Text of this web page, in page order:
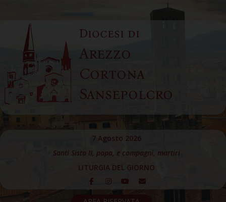
content
Diocesi di
Arezzo
Cortona
Sansepolcro
7 Agosto 2026
Santi Sisto II, papa, e compagni, martiri
LITURGIA DEL GIORNO